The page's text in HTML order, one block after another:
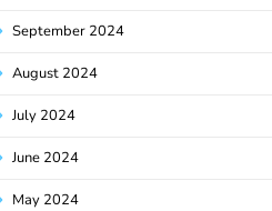
September 2024
August 2024
July 2024
June 2024
May 2024